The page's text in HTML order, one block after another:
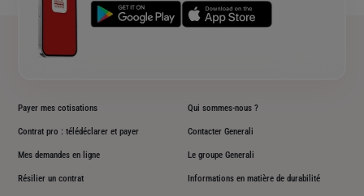
Payer mes cotisations
Contrat pro : télédéclarer et payer
Mes demandes en ligne
Résilier un contrat
Qui sommes-nous ?
Contacter Generali
Le groupe Generali
Informations en matière de durabilité